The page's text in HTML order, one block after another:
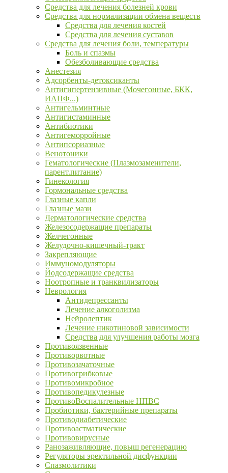
Средства для лечения болезней крови
Средства для нормализации обмена веществ
Средства для лечения костей
Средства для лечения суставов
Средства для лечения боли, температуры
Боль и спазмы
Обезболивающие средства
Анестезия
Адсорбенты-детоксиканты
Антигипертензивные (Мочегонные, БКК,
ИАПФ...)
Антигельминтные
Антигистаминные
Антибиотики
Антигеморройные
Антипсориазные
Венотоники
Гематологические (Плазмозаменители,
парент.питание)
Гинекология
Гормональные средства
Глазные капли
Глазные мази
Дерматологические средства
Железосодержащие препараты
Желчегонные
Желудочно-кишечный-тракт
Закрепляющие
Иммуномодуляторы
Йодсодержащие средства
Ноотропные и транквилизаторы
Неврология
Антидепрессанты
Лечение алкоголизма
Нейролептик
Лечение никотиновой зависимости
Средства для улучшения работы мозга
Противоязвенные
Противорвотные
Противозачаточные
Противогрибковые
Противомикробное
Противопедикулезные
ПротивоВоспалительные НПВС
Пробиотики, бактерийные препараты
Противодиабетические
Противоастматические
Противовирусные
Ранозаживляющие, повыш регенерацию
Регуляторы эректильной дисфункции
Спазмолитики